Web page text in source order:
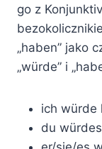
go z
„haben” jako
„würde” i
ich würde
du